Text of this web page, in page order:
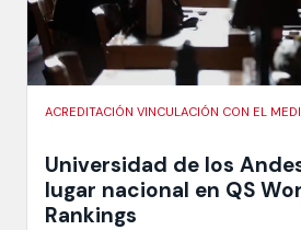
ACREDITACIÓN VINCULACIÓN CON EL
Universidad de los
lugar nacional en QS
Rankings